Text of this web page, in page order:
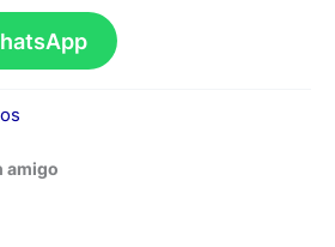
amigo